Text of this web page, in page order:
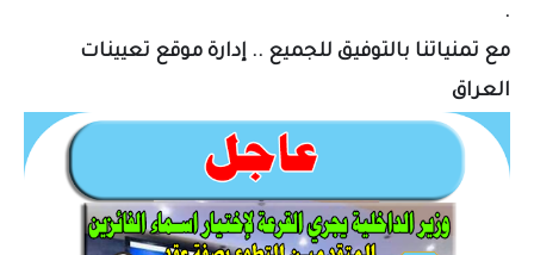
.
مع تمنياتنا بالتوفيق للجميع .. إدارة موقع تعيينات
العراق